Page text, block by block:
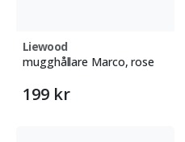
Liewood
mugghållare Marco, rose
199 kr